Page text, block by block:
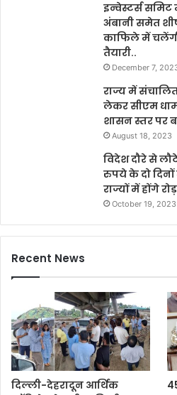
इन्वेस्टर्स
अंबानी समेत
काफिले में
तैयारी..
December 7,
राज्य में
लेकर सीएम
शासन स्तर पर
August 18, 2023
विदेश दौरे से
रुपये के दो
राज्यों में होंगे
October 19, 2023
Recent News
दिल्ली-देहरादून आर्थिक